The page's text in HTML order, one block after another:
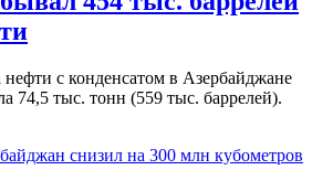
с конденсатом в Азербайджане
74,5 тыс. тонн (559 тыс. баррелей).